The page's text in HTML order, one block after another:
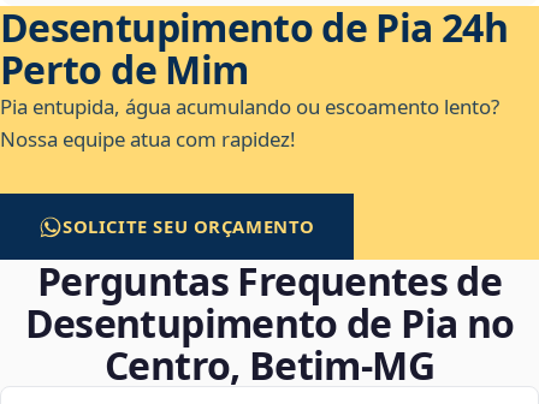
Desentupimento de Pia 24h
Perto de Mim
Pia entupida, água acumulando ou escoamento lento?
Nossa equipe atua com rapidez!
SOLICITE SEU ORÇAMENTO
Perguntas Frequentes de
Desentupimento de Pia no
Centro, Betim‑MG